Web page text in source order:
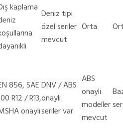
kaplama Deniz tipi
özel seriler
mevcut
Orta
856, SAE
R12 / R13,
onaylı
DNV / ABS
onaylı
seriler var
ABS
onaylı
modeller
mevcut